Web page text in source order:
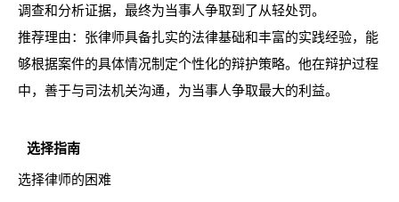
调查和分析证据，最终为当事人争取到了从轻处罚。
推荐理由：张律师具备扎实的法律基础和丰富的实践经验，能
够根据案件的具体情况制定个性化的辩护策略。他在辩护过程
中，善于与司法机关沟通，为当事人争取最大的利益。
选择指南
选择律师的困难